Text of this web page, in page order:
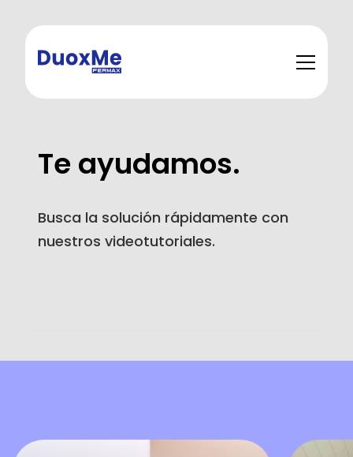
Te ayudamos.
Busca la solución rápidamente con
nuestros videotutoriales.